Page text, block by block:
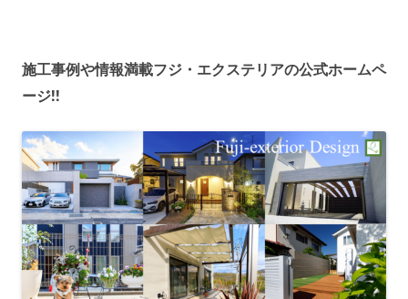
施工事例や情報満載フジ・エクステリアの公式ホームペ
ージ!!